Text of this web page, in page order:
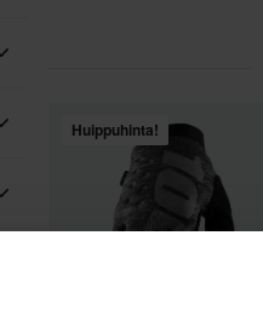
Huippuhinta!